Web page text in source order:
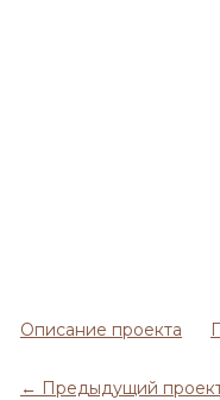
Описание проекта
← Предыдущий